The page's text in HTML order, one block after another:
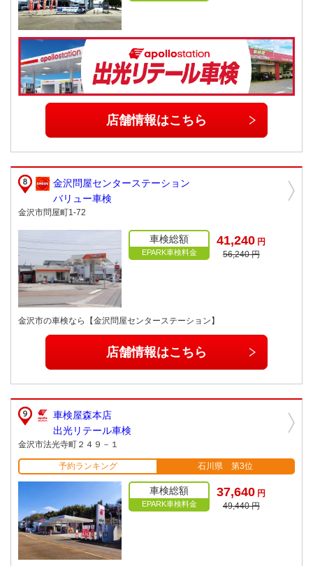
店舗情報はこちら
金沢問屋センターステーション
バリュー車検
金沢市問屋町1-72
車検総額
EPARK車検料金
41,240 円
56,240 円
金沢市の車検なら【金沢問屋センターステーション】
店舗情報はこちら
車検屋森本店
出光リテール車検
金沢市法光寺町２４９－１
予約ランキング 石川県 第3位
車検総額
EPARK車検料金
37,640 円
49,440 円